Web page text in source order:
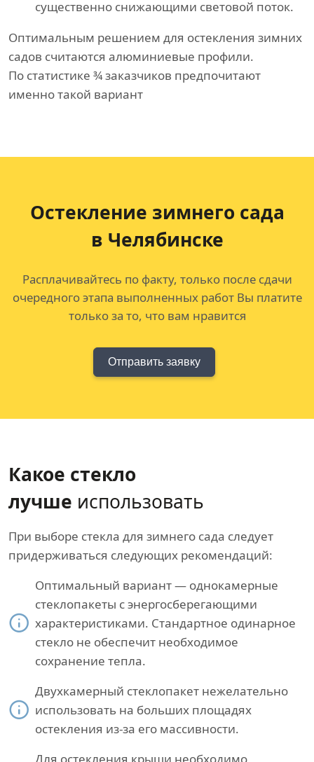
существенно снижающими световой поток.
Оптимальным решением для остекления зимних
садов считаются алюминиевые профили.
По статистике ¾ заказчиков предпочитают
именно такой вариант
Остекление зимнего сада
в Челябинске
Расплачивайтесь по факту, только после сдачи
очередного этапа выполненных работ Вы платите
только за то, что вам нравится
Отправить заявку
Какое стекло
лучше использовать
При выборе стекла для зимнего сада следует
придерживаться следующих рекомендаций:
Оптимальный вариант — однокамерные
стеклопакеты с энергосберегающими
характеристиками. Стандартное одинарное
стекло не обеспечит необходимое
сохранение тепла.
Двухкамерный стеклопакет нежелательно
использовать на больших площадях
остекления из-за его массивности.